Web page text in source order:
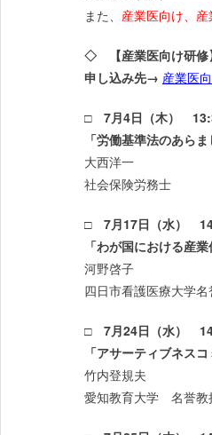
また、 産業医向け、
◇ 【産業医向け研修
申し込み先→ 産業医
□ 7月4日（木）
「労働基準法のあら
大西洋一
社会保険労務士
□ 7月17日（水）
「わが国における
河野啓子
四日市看護医療大学
□ 7月24日（水）
「アサーティブネス
竹内登規夫
愛知教育大学 名誉教